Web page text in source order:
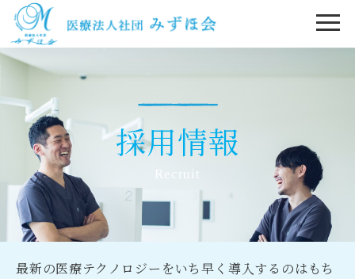
採用情報
Recruit
最新の医療テクノロジーをいち早く導入するのはもち